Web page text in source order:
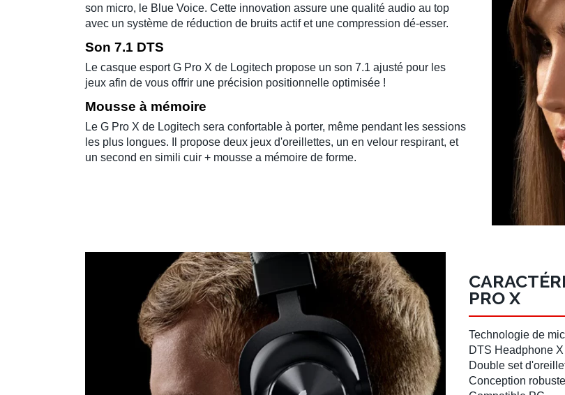
son micro, le Blue Voice. Cette innovation assure une qualité audio au top
avec un système de réduction de bruits actif et une compression dé-esser.
Son 7.1 DTS
Le casque esportG Pro X de Logitech propose un son 7.1 ajusté pour les
jeux afin de vous offrir une précision positionnelle optimisée !
Mousse à mémoire
Le G Pro X de Logitech sera confortable à porter, même pendant les sessions
les plus longues. Il propose deux jeux d'oreillettes, un en velour respirant, et
un second en simili cuir + mousse a mémoire de forme.
PRO X
Technologie de
DTS Headphone
Double set d'
Conception